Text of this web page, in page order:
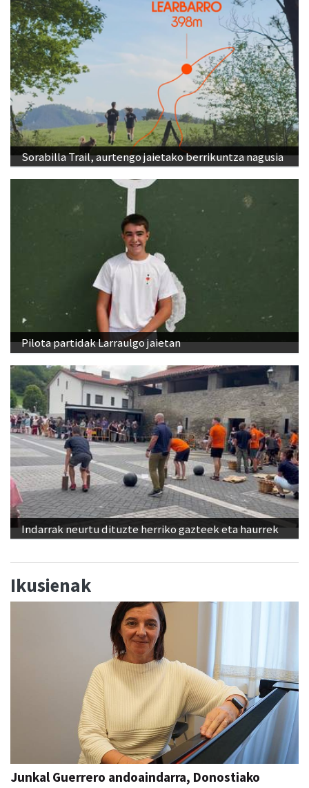
Sorabilla Trail, aurtengo jaietako berrikuntza nagusia
Pilota partidak Larraulgo jaietan
Indarrak neurtu dituzte herriko gazteek eta haurrek
Ikusienak
Junkal Guerrero andoaindarra, Donostiako